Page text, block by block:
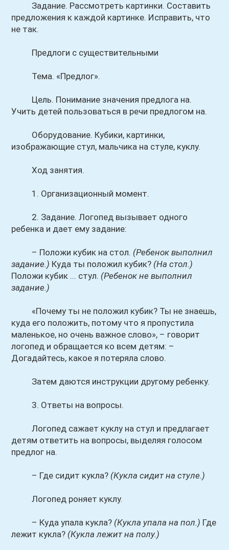
Задание. Рассмотреть картинки. Составить
предложения к каждой картинке. Исправить, что
не так.
Предлоги с существительными
Тема. «Предлог».
Цель. Понимание значения предлога на.
Учить детей пользоваться в речи предлогом на.
Оборудование. Кубики, картинки,
изображающие стул, мальчика на стуле, куклу.
Ход занятия.
1. Организационный момент.
2. Задание. Логопед вызывает одного
ребенка и дает ему задание:
– Положи кубик на стол. (Ребенок выполнил
задание.) Куда ты положил кубик? (На стол.)
Положи кубик ... стул. (Ребенок не выполнил
задание.)
«Почему ты не положил кубик? Ты не знаешь,
куда его положить, потому что я пропустила
маленькое, но очень важное слово», – говорит
логопед и обращается ко всем детям: –
Догадайтесь, какое я потеряла слово.
Затем даются инструкции другому ребенку.
3. Ответы на вопросы.
Логопед сажает куклу на стул и предлагает
детям ответить на вопросы, выделяя голосом
предлог на.
– Где сидит кукла? (Кукла сидит на стуле.)
Логопед роняет куклу.
– Куда упала кукла? (Кукла упала на пол.) Где
лежит кукла? (Кукла лежит на полу.)